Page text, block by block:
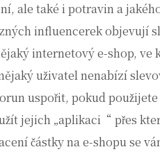
ale také i potravin a
influencerek objevují
internetový e-shop, ve
uživatel nenabízí
uspořit, pokud
jejich „aplikaci“ přes
částky na e-shopu se